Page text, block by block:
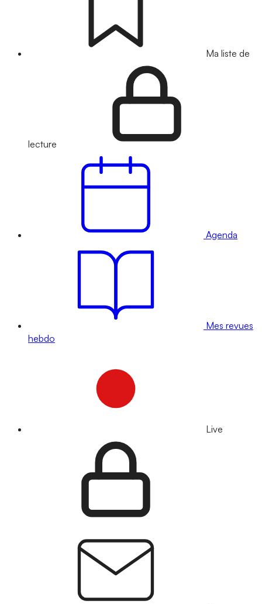
Ma liste de
lecture
Agenda
Mes revues
hebdo
Live